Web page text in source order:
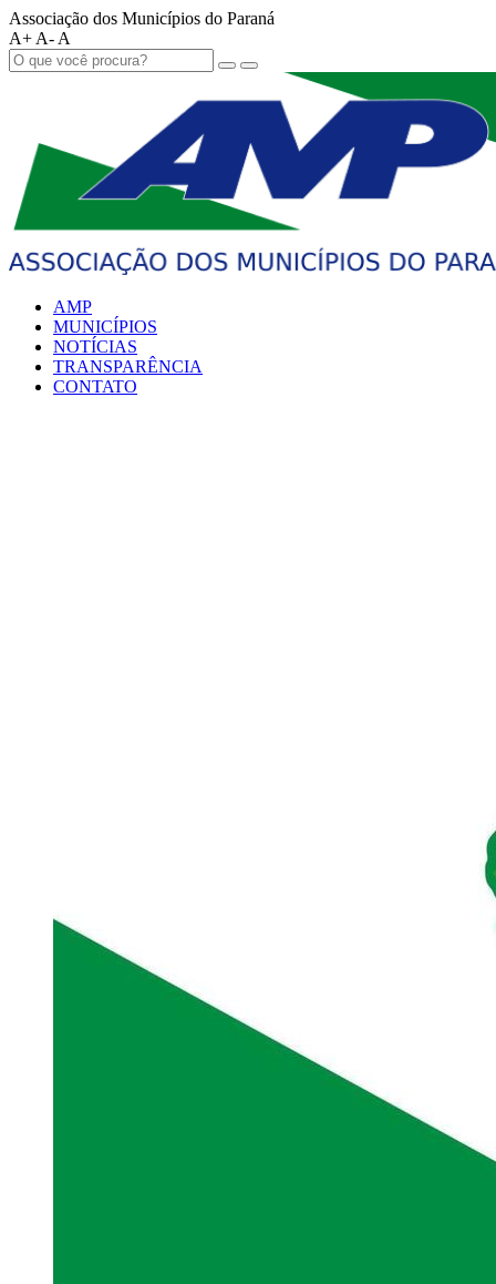
Associação dos Municípios do Paraná
A+ A- A
AMP
MUNICÍPIOS
NOTÍCIAS
TRANSPARÊNCIA
CONTATO